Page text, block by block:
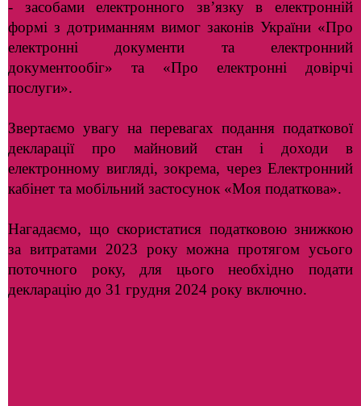
- засобами електронного зв’язку в електронній
формі з дотриманням вимог законів України «Про
електронні документи та електронний
документообіг» та «Про електронні довірчі
послуги».
Звертаємо увагу на перевагах подання податкової
декларації про майновий стан і доходи в
електронному вигляді, зокрема, через Електронний
кабінет та мобільний застосунок «Моя податкова».
Нагадаємо, що скористатися податковою знижкою
за витратами 2023 року можна протягом усього
поточного року, для цього необхідно подати
декларацію до 31 грудня 2024 року включно.